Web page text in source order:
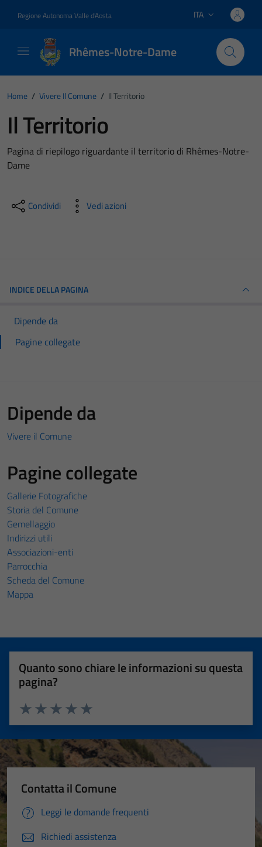
Regione Autonoma Valle d'Aosta Lingua attiva:
ITA
Rhêmes-Notre-Dame
Home / Vivere Il Comune / Il Territorio
Il Territorio
Pagina di riepilogo riguardante il territorio di Rhêmes-Notre-
Dame
Condividi Vedi azioni
INDICE DELLA PAGINA
Dipende da
Pagine collegate
Dipende da
Vivere il Comune
Pagine collegate
Gallerie Fotografiche
Storia del Comune
Gemellaggio
Indirizzi utili
Associazioni-enti
Parrocchia
Scheda del Comune
Mappa
Quanto sono chiare le informazioni su questa
pagina?
Valuta 5 stelle su 5
Valuta 4 stelle su 5
Valuta 3 stelle su 5
Valuta 2 stelle su 5
Valuta 1 stelle su 5
Contatta il Comune
Leggi le domande frequenti
Richiedi assistenza